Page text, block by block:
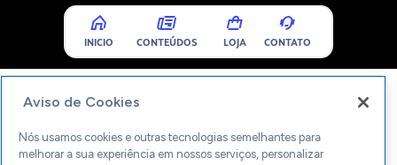
INICIO CONTEÚDOS LOJA CONTATO
Aviso de Cookies
Nós usamos cookies e outras tecnologias semelhantes para
melhorar a sua experiência em nossos serviços, personalizar